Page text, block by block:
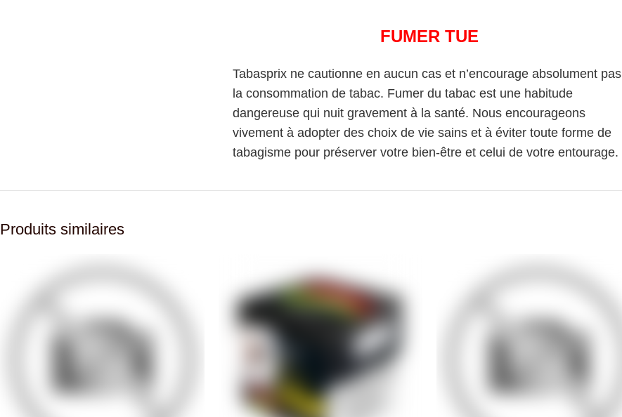
FUMER TUE
Tabasprix ne cautionne en aucun cas et n’encourage absolument pas
la consommation de tabac. Fumer du tabac est une habitude
dangereuse qui nuit gravement à la santé. Nous encourageons
vivement à adopter des choix de vie sains et à éviter toute forme de
tabagisme pour préserver votre bien-être et celui de votre entourage.
Produits similaires